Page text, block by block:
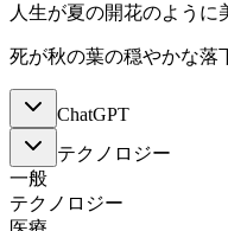
人生が夏の開花のように
死が秋の葉の穏やかな落
ChatGPT
テクノロジー
一般
テクノロジー